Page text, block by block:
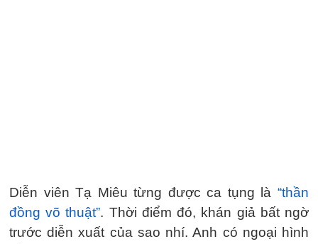
Diễn viên Tạ Miêu từng được ca tụng là “thần
đồng võ thuật”. Thời điểm đó, khán giả bất ngờ
trước diễn xuất của sao nhí. Anh có ngoại hình